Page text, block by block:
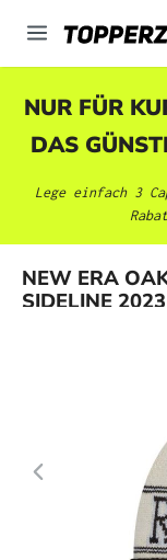
springen
NUR FÜR
DAS
Lege einfach 3
NEW ERA
SIDELINE
Bildergalerie